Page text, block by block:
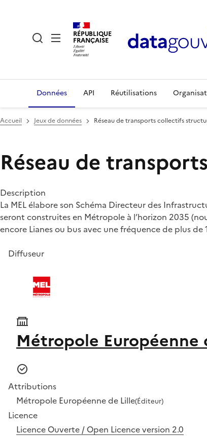
RÉPUBLIQUE
FRANÇAISE
Données API Réutilisations
Accueil Jeux de données Réseau de transports collectifs
Réseau de
Description
La MEL élabore son Schéma Directeur des
seront construites en Métropole à l’horizon 2035
encore Lianes ou bus avec une fréquence de plus de
Diffuseur
Métropole Européenne
Attributions
Métropole Européenne de Lille(Éditeur)
Licence
Licence Ouverte / Open Licence version 2.0